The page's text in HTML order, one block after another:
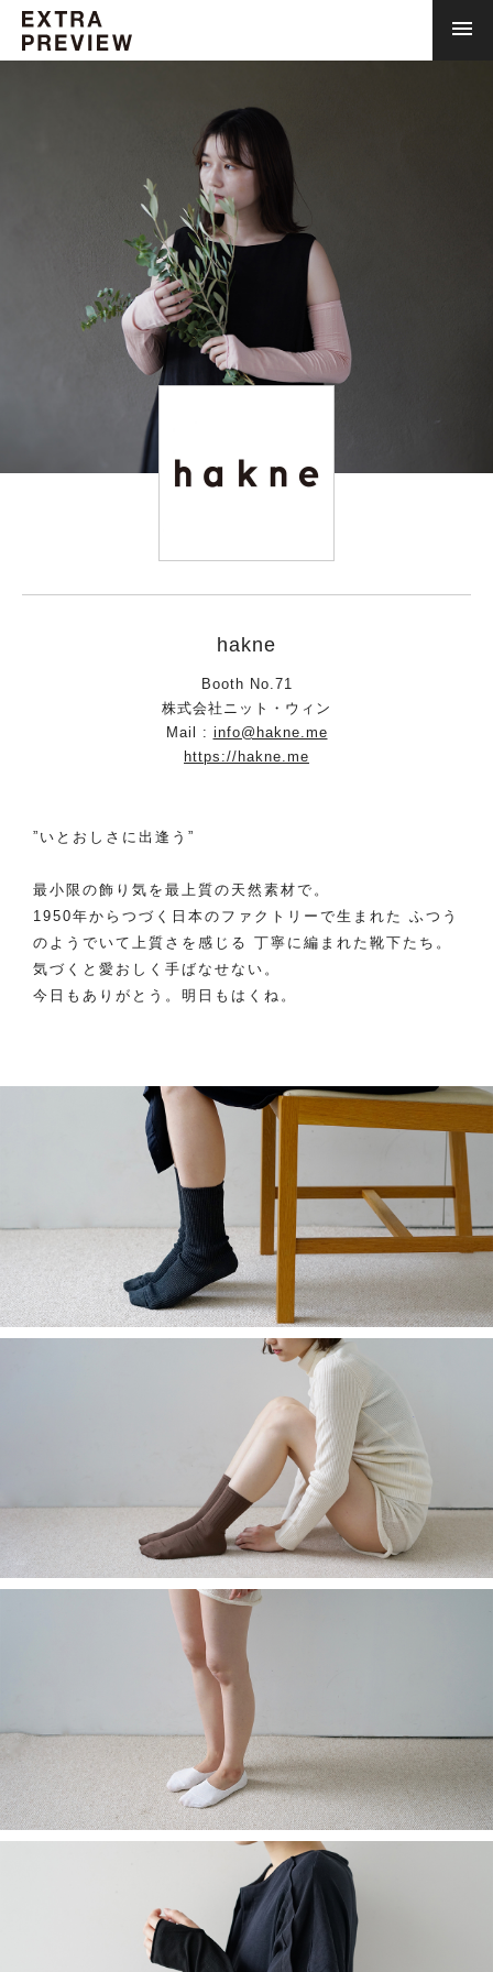
hakne
Booth No.71
株式会社ニット・ウィン
Mail : info@hakne.me
https://hakne.me
”いとおしさに出逢う”
最小限の飾り気を最上質の天然素材で。
1950年からつづく日本のファクトリーで生まれた ふつう
のようでいて上質さを感じる 丁寧に編まれた靴下たち。
気づくと愛おしく手ばなせない。
今日もありがとう。明日もはくね。